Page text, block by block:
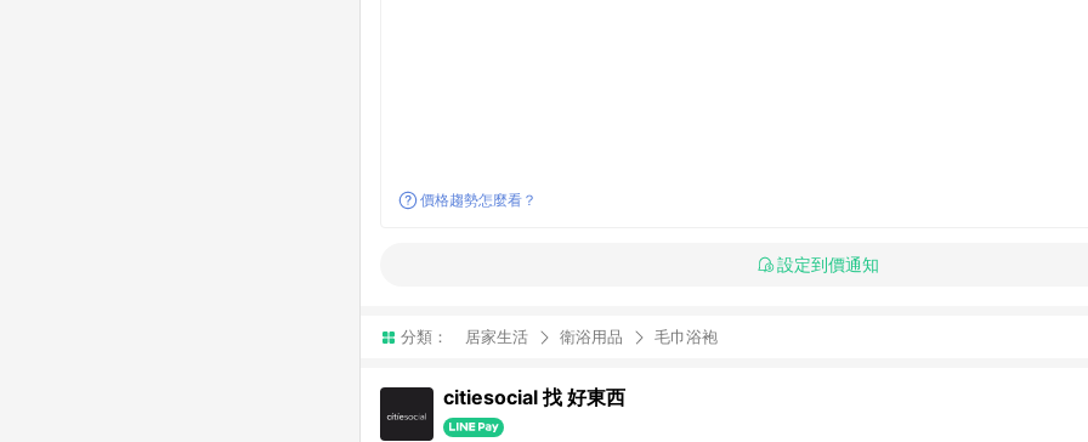
價格趨勢怎麼看？
設定到價通知
分類： 居家生活 衛浴用品 毛巾浴袍
citiesocial 找 好東西